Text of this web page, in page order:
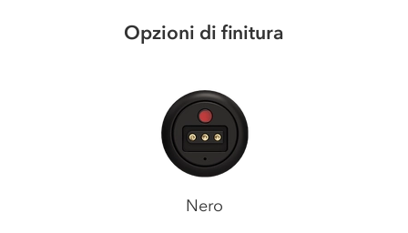
Opzioni di finitura
Nero